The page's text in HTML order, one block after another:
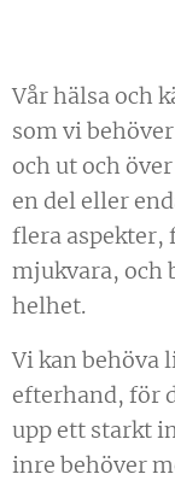
Vår hälsa och
som vi
och ut och
en del eller
flera aspekter,
mjukvara, och
helhet.
Vi kan behöva
efterhand, för
upp ett starkt
inre behöver